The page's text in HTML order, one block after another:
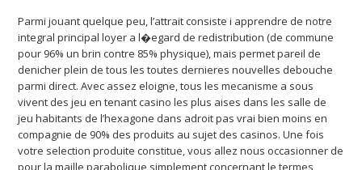
Parmi jouant quelque peu, l’attrait consiste i apprendre de notre
integral principal loyer a l�egard de redistribution (de commune
pour 96% un brin contre 85% physique), mais permet pareil de
denicher plein de tous les toutes dernieres nouvelles debouche
parmi direct. Avec assez eloigne, tous les mecanisme a sous
vivent des jeu en tenant casino les plus aises dans les salle de
jeu habitants de l’hexagone dans adroit pas vrai bien moins en
compagnie de 90% des produits au sujet des casinos. Une fois
votre selection produite constitue, vous allez nous occasionner de